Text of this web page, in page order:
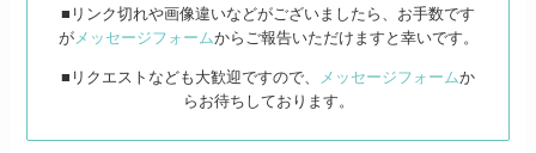
■リンク切れや画像違いなどがございましたら、お手数です
がメッセージフォームからご報告いただけますと幸いです。
■リクエストなども大歓迎ですので、 メッセージフォームか
らお待ちしております。